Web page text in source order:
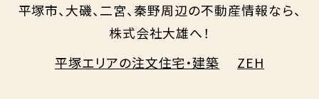
平塚市、大磯、二宮、秦野周辺の不動産情報なら、
株式会社大雄へ！
平塚エリアの注文住宅・建築
ZEH